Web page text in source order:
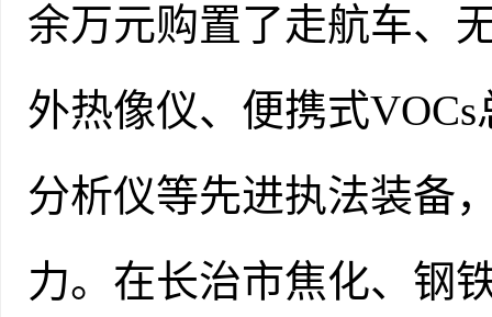
余万元购置了走航车、
外热像仪、便携式
分析仪等先进执法装备
力。在长治市焦化、钢